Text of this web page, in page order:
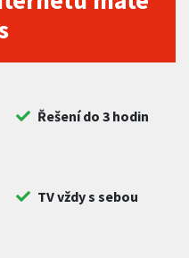
Řešení do 3 hodin
TV vždy s sebou